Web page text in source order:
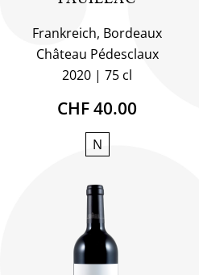
Frankreich, Bordeaux
Château Pédesclaux
2020
75 cl
CHF 40.00
N